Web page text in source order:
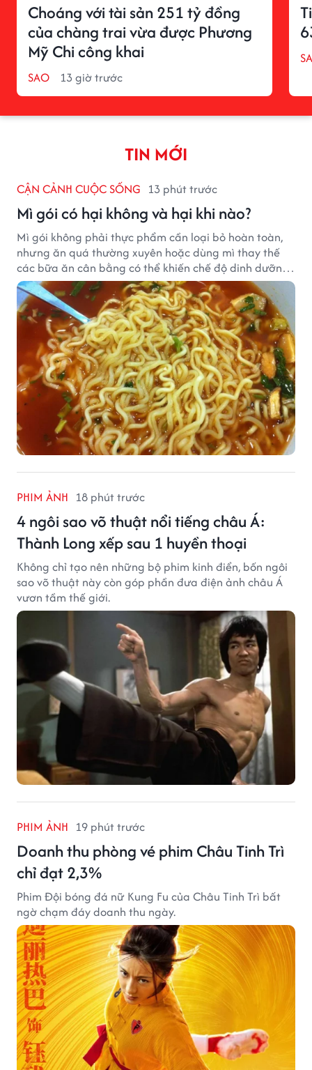
Choáng với tài sản 251 tỷ đồng
của chàng trai vừa được Phương
Mỹ Chi công khai
SAO 13 giờ trước
TIN MỚI
CẬN CẢNH CUỘC SỐNG 13 phút trước
Mì gói có hại không và hại khi nào?
Mì gói không phải thực phẩm cần loại bỏ hoàn toàn,
nhưng ăn quá thường xuyên hoặc dùng mì thay thế
các bữa ăn cân bằng có thể khiến chế độ dinh dưỡng
mất cân đối.
PHIM ẢNH 18 phút trước
4 ngôi sao võ thuật nổi tiếng châu Á:
Thành Long xếp sau 1 huyền thoại
Không chỉ tạo nên những bộ phim kinh điển, bốn ngôi
sao võ thuật này còn góp phần đưa điện ảnh châu Á
vươn tầm thế giới.
PHIM ẢNH 19 phút trước
Doanh thu phòng vé phim Châu Tinh Trì
chỉ đạt 2,3%
Phim Đội bóng đá nữ Kung Fu của Châu Tinh Trì bất
ngờ chạm đáy doanh thu ngày.